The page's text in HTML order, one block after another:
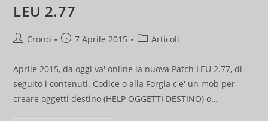
LEU 2.77
AutoreCrono
Articolo7 Aprile 2015
Categoria
Articoli
Aprile 2015, da oggi va' online la nuova Patch LEU 2.77, di
seguito i contenuti. Codice o alla Forgia c'e' un mob per
creare oggetti destino (HELP OGGETTI DESTINO) o…